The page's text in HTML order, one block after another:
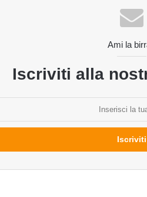
Ami la
Iscriviti alla